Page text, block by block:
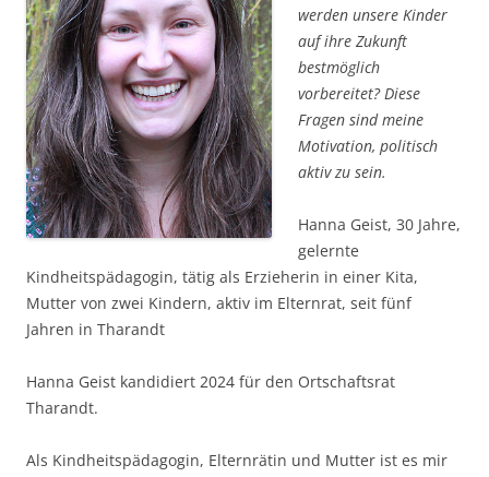
werden unsere Kinder
auf ihre Zukunft
bestmöglich
vorbereitet? Diese
Fragen sind meine
Motivation, politisch
aktiv zu sein.
Hanna Geist, 30 Jahre,
gelernte
Kindheitspädagogin, tätig als Erzieherin in einer Kita,
Mutter von zwei Kindern, aktiv im Elternrat, seit fünf
Jahren in Tharandt
Hanna Geist kandidiert 2024 für den Ortschaftsrat
Tharandt.
Als Kindheitspädagogin, Elternrätin und Mutter ist es mir